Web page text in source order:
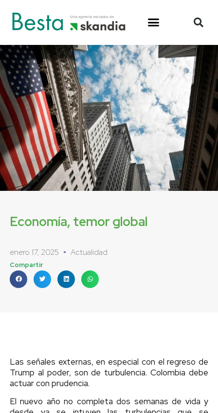
Economía, temor global
enero 17, 2025 Actualidad
Compartir
Las señales externas, en especial con el regreso de
Trump al poder, son de turbulencia. Colombia debe
actuar con prudencia.
El nuevo año no completa dos semanas de vida y